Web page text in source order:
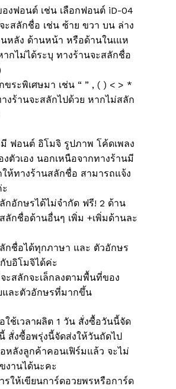
Go To Shop
องฟอนต์ เช่น เลือกฟอนต์ iD-04
ะสลักชื่อ เช่น ซ้าย ขวา บน ล่าง
นหลัง ด้านหน้า หรือด้านในเแห
ากไม่ได้ระบุ ทางร้านจะสลักชื่อ
ขระพิเศษมา เช่น “ ” , ( ) < > *
งร้านจะสลักไปด้วย หากไม่สลัก
ฟอนต์ อิโมจิ รูปภาพ โค้ดเพลง
ตัวเอง นอกเหนือจากทางร้านมี
ห้ทางร้านสลักชื่อ สามารถแจ้ง
กอักษรได้ไม่จำกัด ฟรี! 2 ด้าน
ลักชื่อด้านอื่นๆ เพิ่ม +เพิ่มด้านละ
กชื่อได้ทุกภาษา และ ตัวอักษร
บอิโมจิได้ค่ะ
ะสลักจะเล็กลงตามพื้นที่ของ
และตัวอักษรที่มากขึ้น
ใช้เวลาผลิต 1 วัน สั่งซื้อวันนี้จัด
สั่งซื้อพรุ่งนี้จัดส่งให้วันถัดไป
หลังลูกค้าคอนเฟิร์มแล้ว จะไม่
งานได้นะคะ
รให้เขียนการ์ดอวยพรหรือการ์ด